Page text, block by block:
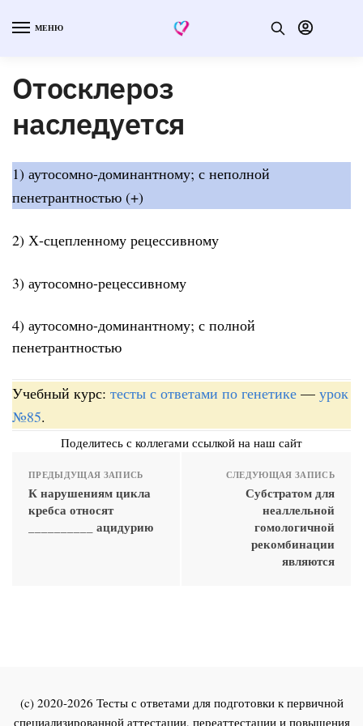
МЕНЮ
Отосклероз
наследуется
1) аутосомно-доминантному; с неполной
пенетрантностью (+)
2) Х-сцепленному рецессивному
3) аутосомно-рецессивному
4) аутосомно-доминантному; с полной
пенетрантностью
Учебный курс: тесты с ответами по генетике — урок
№85.
Поделитесь с коллегами ссылкой на наш сайт
ПРЕДЫДУЩАЯ ЗАПИСЬ
К нарушениям цикла
кребса относят
__________ ацидурию
СЛЕДУЮЩАЯ ЗАПИСЬ
Субстратом для
неаллельной
гомологичной
рекомбинации
являются
(c) 2020-2026 Тесты с ответами для подготовки к первичной
специализированной аттестации, переаттестации и повышения